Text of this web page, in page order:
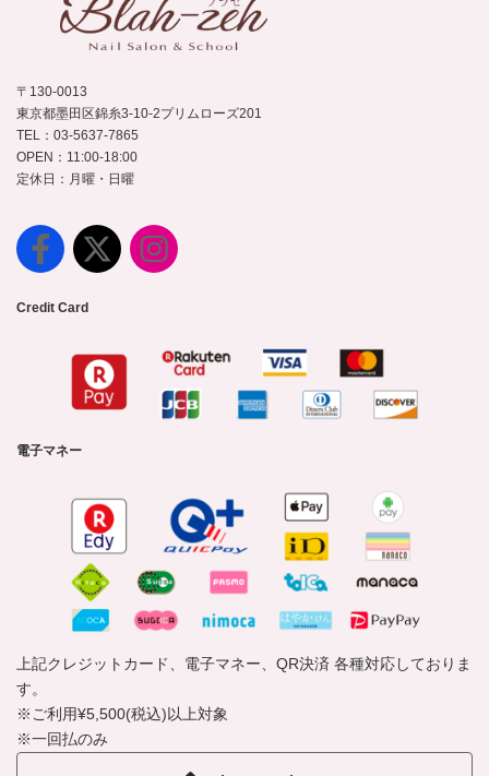
〒130-0013
東京都墨田区錦糸3-10-2プリムローズ201
TEL：03-5637-7865
OPEN：11:00-18:00
定休日：月曜・日曜
Credit Card
電子マネー
上記クレジットカード、電子マネー、QR決済 各種対応しておりま
す。
※ご利用¥5,500(税込)以上対象
※一回払のみ